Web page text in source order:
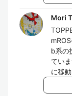
Mori
b系の
てい
に移